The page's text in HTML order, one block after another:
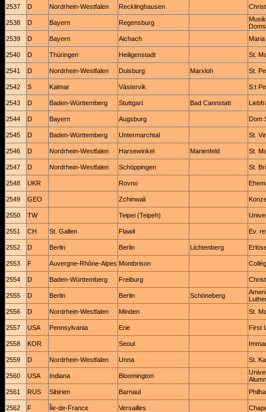
2537 D Nordrhein-Westfalen Recklinghausen
2538 D Bayern Regensburg
2539
D Bayern Aichach
2540 D Thüringen Heiligenstadt St.
2541 D Nordrhein-Westfalen Duisburg Marxloh St.
2542 S Kalmar Västervik S:t
2543 D Baden-Württemberg Stuttgart Bad Cannstatt
2544 D Bayern Augsburg Dom
2545 D Baden-Württemberg Untermarchtal St.
2546 D Nordrhein-Westfalen Harsewinkel Marienfeld St.
2547 D Nordrhein-Westfalen Schöppingen St.
2548 UKR Rovno
2549 GEO Zchinwali
2550 TW Teipei (Teipeh)
2551 CH St. Gallen Flawil Ev.
2552 D Berlin Berlin Lichtenberg
2553 F Auvergne-Rhône-Alpes Montbrison
2554 D Baden-Württemberg Freiburg
2555 D Berlin Berlin Schöneberg
2556
D Nordrhein-Westfalen Minden St.
2557 USA Pennsylvania Erie First
2558 KOR Seoul
2559 D Nordrhein-Westfalen Unna St.
2560 USA Indiana Bloomington
2561
RUS Sibirien Barnaul
2562 F Île-de-France Versailles